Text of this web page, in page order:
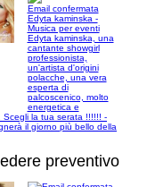
Email confermata
Edyta kaminska -
Musica per eventi
Edyta kaminska, una
cantante showgirl
professionista,
un'artista d'origini
polacche, una vera
esperta di
palcoscenico, molto
energetica e
Scegli la tua serata !!!!!! -
il giorno più bello della
preventivo